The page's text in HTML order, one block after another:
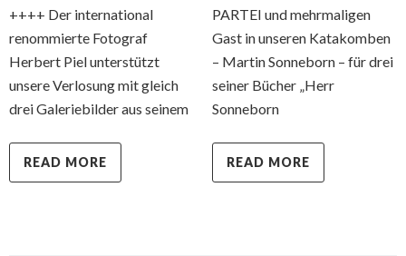
++++ Der international
renommierte Fotograf
Herbert Piel unterstützt
unsere Verlosung mit gleich
drei Galeriebilder aus seinem
READ MORE
PARTEI und mehrmaligen
Gast in unseren Katakomben
– Martin Sonneborn – für drei
seiner Bücher „Herr
Sonneborn
READ MORE